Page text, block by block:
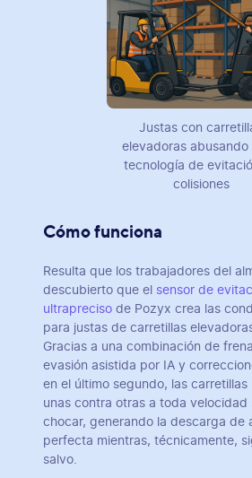
Justas con
elevadoras abusando
tecnología de
colisiones
Cómo funciona
Resulta que los trabajadores del
descubierto que el sensor de
ultrapreciso de Pozyx crea las
para justas de carretillas
Gracias a una combinación de
evasión asistida por IA y
en el último segundo, las
unas contra otras a toda velocidad
chocar, generando la descarga de
perfecta mientras, técnicamente,
salvo.